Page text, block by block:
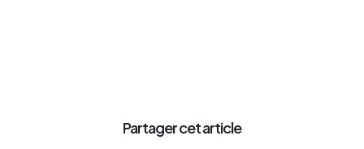
Partager cet article